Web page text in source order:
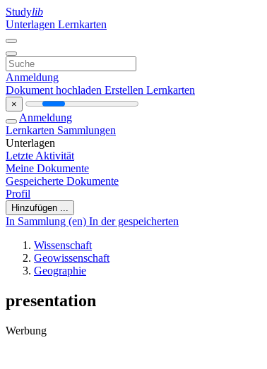
Studylib
Unterlagen Lernkarten
Anmeldung
Dokument hochladen Erstellen Lernkarten
×
Anmeldung
Lernkarten Sammlungen
Unterlagen
Letzte Aktivität
Meine Dokumente
Gespeicherte Dokumente
Profil
Hinzufügen ...
In Sammlung (en) In der gespeicherten
Wissenschaft
Geowissenschaft
Geographie
presentation
Werbung